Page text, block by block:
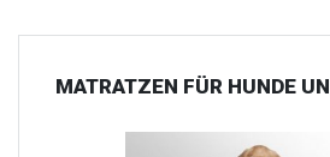
MATRATZEN FÜR HUNDE